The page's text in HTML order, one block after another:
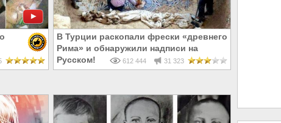
В Турции раскопали фрески «древнего
Рима» и обнаружили надписи на
Русском!
612 444 31 323